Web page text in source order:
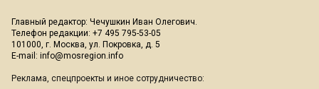
Главный редактор: Чечушкин Иван Олегович.
Телефон редакции: +7 495 795-53-05
101000, г. Москва, ул. Покровка, д. 5
E-mail: info@mosregion.info
Реклама, спецпроекты и иное сотрудничество: